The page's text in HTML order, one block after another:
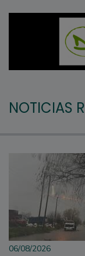
NOTICIAS
06/08/2026